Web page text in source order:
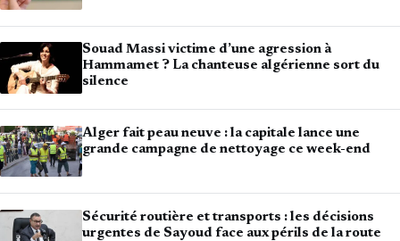
Souad Massi victime d’une agression à
Hammamet ? La chanteuse algérienne sort du
silence
Alger fait peau neuve : la capitale lance une
grande campagne de nettoyage ce week-end
Sécurité routière et transports : les décisions
urgentes de Sayoud face aux périls de la route